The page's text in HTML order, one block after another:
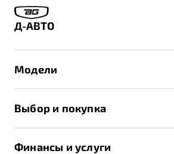
Д-АВТО
Модели
X70
Выбор и покупка
Финансы и услуги